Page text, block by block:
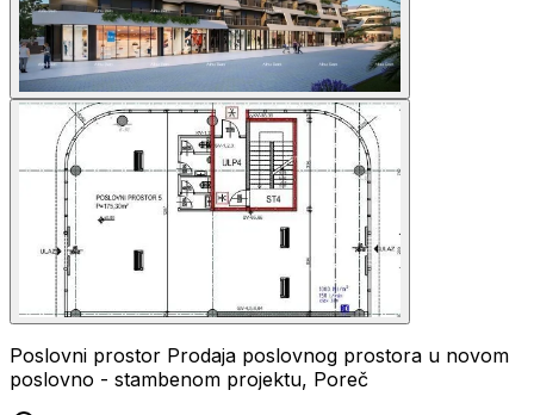
Poslovni prostor Prodaja poslovnog prostora u novom
poslovno - stambenom projektu, Poreč